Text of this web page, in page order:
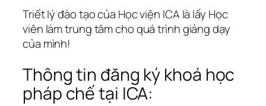
Triết lý đào tạo của Học viện ICA là lấy Học
viên làm trung tâm cho quá trình giảng dạy
của mình!
Thông tin đăng ký khoá học
pháp chế tại ICA: